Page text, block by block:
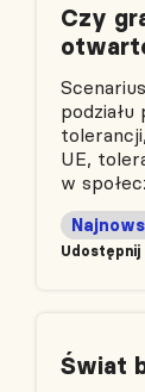
Czy
UE,
w
Udostępnij
Świat